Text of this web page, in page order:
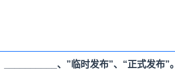
、”临时发布”、“正式发布”。